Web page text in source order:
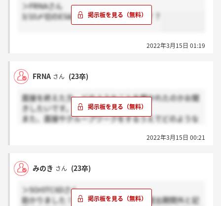
＞FRNAさん
3/10〆切のES&適性検査受検組ですか？？
2022年3月15日 01:19
FRNA さん (23卒)
面接を終えた方、どのようなことを聞かれたのかお聞
きしたいです。
また、面接やグループワークをするうえでどのような
2022年3月15日 00:21
みのき さん (23卒)
＞5Or0TC6Dさん
助かりました！マイページの下部にes提出期間外と記